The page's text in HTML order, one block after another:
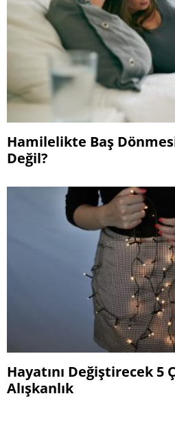
Hamilelikte Baş
Değil?
Hayatını Değiştirecek 5
Alışkanlık